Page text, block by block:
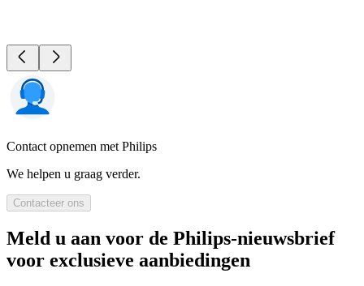
Contact opnemen met Philips
We helpen u graag verder.
Contacteer ons
Meld u aan voor de Philips-nieuwsbrief
voor exclusieve aanbiedingen